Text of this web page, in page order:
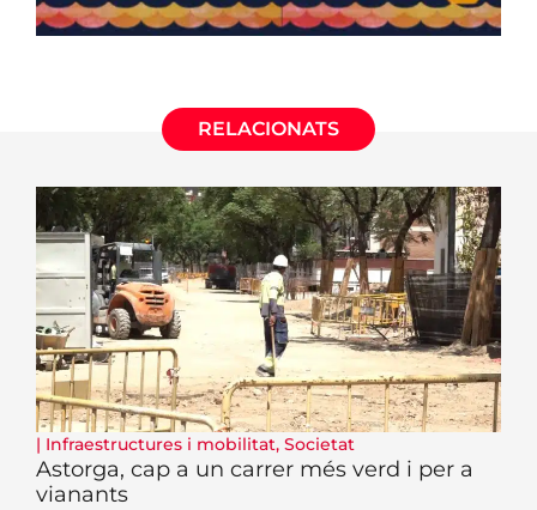
RELACIONATS
| Infraestructures i mobilitat, Societat
Astorga, cap a un carrer més verd i per a
vianants